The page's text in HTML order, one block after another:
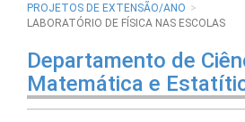
PROJETOS DE EXTENSÃO/ANO
LABORATÓRIO DE FÍSICA NAS ESCOLAS
Departamento de
Matemática e